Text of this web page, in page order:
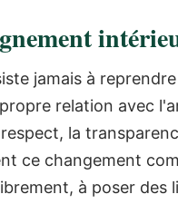
jamais à
relation avec
la
ce changement
à poser des